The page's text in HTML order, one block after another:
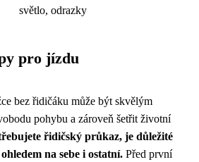
světlo, odrazky
pro jízdu
bez řidičáku může být skvělým
pohybu a zároveň šetřit životní
řidičský průkaz, je důležité
na sebe i ostatní. Před první